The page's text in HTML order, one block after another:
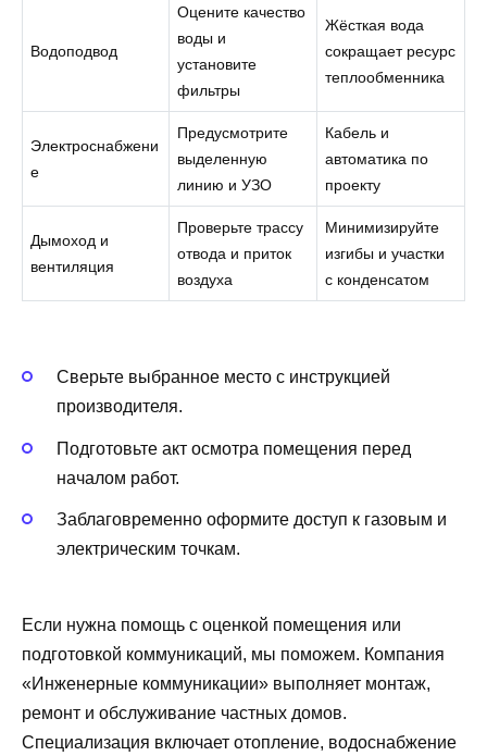
Водоподвод
Оцените качество
воды и
установите
фильтры
Жёсткая вода
сокращает ресурс
теплообменника
Электроснабжени
е
Предусмотрите
выделенную
линию и УЗО
Кабель и
автоматика по
проекту
Дымоход и
вентиляция
Проверьте трассу
отвода и приток
воздуха
Минимизируйте
изгибы и участки
с конденсатом
Сверьте выбранное место с инструкцией
производителя.
Подготовьте акт осмотра помещения перед
началом работ.
Заблаговременно оформите доступ к газовым и
электрическим точкам.
Если нужна помощь с оценкой помещения или
подготовкой коммуникаций, мы поможем. Компания
«Инженерные коммуникации» выполняет монтаж,
ремонт и обслуживание частных домов.
Специализация включает отопление, водоснабжение